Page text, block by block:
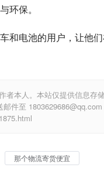
环保。
和电池的用户，让他
者本人。本站仅提供信息存
件至 1803629686@qq.com
那个物流寄货便宜